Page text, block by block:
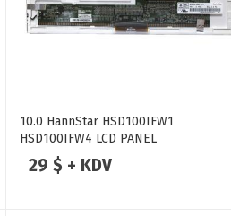
10.0 HannStar HSD100IFW1
HSD100IFW4 LCD PANEL
29 $ + KDV